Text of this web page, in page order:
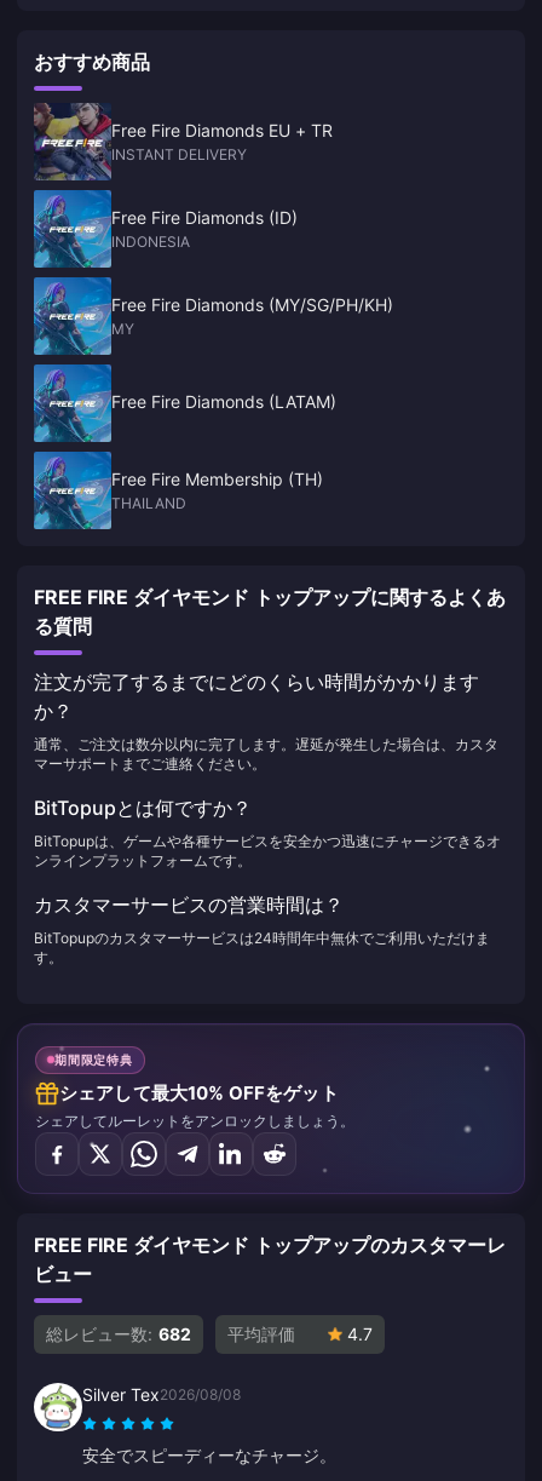
おすすめ商品
Free Fire Diamonds EU + TR
INSTANT DELIVERY
Free Fire Diamonds (ID)
INDONESIA
Free Fire Diamonds (MY/SG/PH/KH)
MY
Free Fire Diamonds (LATAM)
Free Fire Membership (TH)
THAILAND
FREE FIRE ダイヤモンド トップアップに関するよくあ
る質問
注文が完了するまでにどのくらい時間がかかります
か？
通常、ご注文は数分以内に完了します。遅延が発生した場合は、カスタ
マーサポートまでご連絡ください。
BitTopupとは何ですか？
BitTopupは、ゲームや各種サービスを安全かつ迅速にチャージできるオ
ンラインプラットフォームです。
カスタマーサービスの営業時間は？
BitTopupのカスタマーサービスは24時間年中無休でご利用いただけま
す。
期間限定特典
シェアして最大10% OFFをゲット
シェアしてルーレットをアンロックしましょう。
FREE FIRE ダイヤモンド トップアップのカスタマーレ
ビュー
総レビュー数: 682 平均評価 4.7
Silver Tex2026/08/08
安全でスピーディーなチャージ。